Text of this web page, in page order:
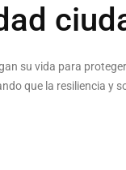
su vida para
que la resiliencia y